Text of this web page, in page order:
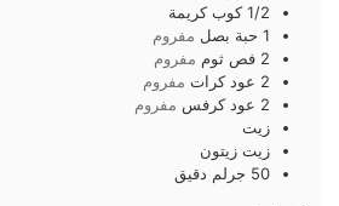
1/2 كوب كريمة
1 حبة بصل مفروم
2 فص ثوم مفروم
2 عود كرات مفروم
2 عود كرفس مفروم
زيت
زيت زيتون
50 جرلم دقيق